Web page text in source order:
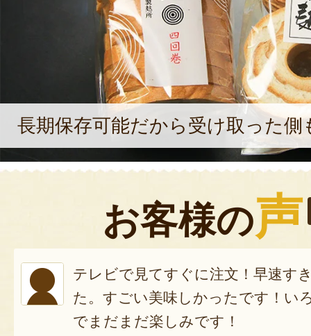
長期保存可能だから受け取った側
お客様の声
テレビで見てすぐに注文！早速す
た。すごい美味しかったです！い
でまだまだ楽しみです！